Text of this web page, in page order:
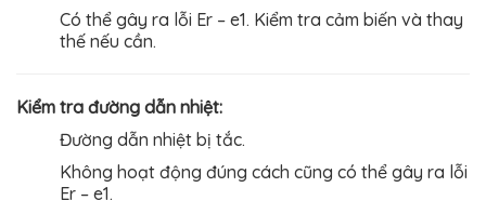
Có thể gây ra lỗi Er – e1. Kiểm tra cảm biến và thay
thế nếu cần.
Kiểm tra đường dẫn nhiệt:
Đường dẫn nhiệt bị tắc.
Không hoạt động đúng cách cũng có thể gây ra lỗi
Er – e1.